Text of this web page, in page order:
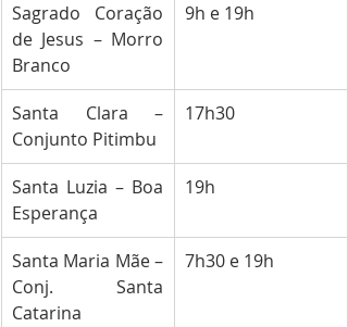
Sagrado Coração
de Jesus – Morro
Branco
9h e 19h
Santa Clara –
Conjunto Pitimbu
17h30
Santa Luzia – Boa
Esperança
19h
Santa Maria Mãe –
Conj. Santa
Catarina
7h30 e 19h